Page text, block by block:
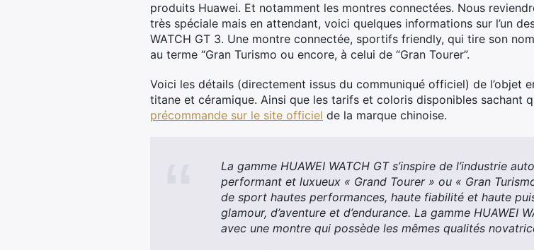
produits Huawei. Et notamment les montres connectées. Nous
très spéciale mais en attendant, voici quelques informations sur l’un
WATCH GT 3. Une montre connectée, sportifs friendly, qui tire son
au terme “Gran Turismo ou encore, à celui de “Gran Tourer”.
Voici les détails (directement issus du communiqué officiel) de l’objet
titane et céramique. Ainsi que les tarifs et coloris disponibles sachant
précommande sur le site officiel de la marque chinoise.
La gamme HUAWEI WATCH GT s’inspire de l’industrie
performant et luxueux « Grand Tourer » ou « Gran
de sport hautes performances, haute fiabilité et haute
glamour, d’aventure et d’endurance. La gamme HUAWEI
avec une montre qui possède les mêmes qualités